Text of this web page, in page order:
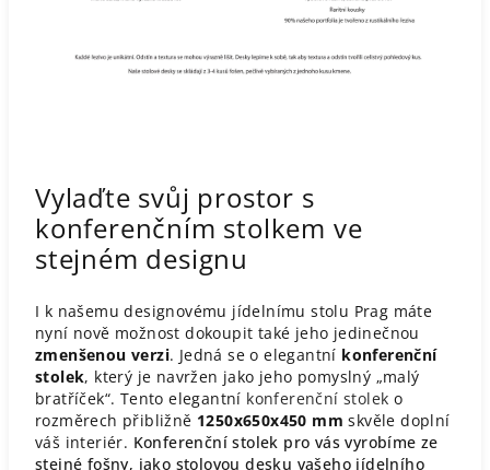
Vylaďte svůj prostor s
konferenčním stolkem ve
stejném designu
I k našemu designovému jídelnímu stolu Prag máte
nyní nově možnost dokoupit také jeho jedinečnou
zmenšenou verzi. Jedná se o elegantní konferenční
stolek, který je navržen jako jeho pomyslný „malý
bratříček“. Tento elegantní konferenční stolek o
rozměrech přibližně 1250x650x450 mm skvěle doplní
váš interiér. Konferenční stolek pro vás vyrobíme ze
stejné fošny, jako stolovou desku vašeho jídelního